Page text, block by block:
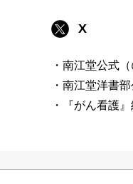
X
・南江堂公式
・南江堂洋書
・『がん看護